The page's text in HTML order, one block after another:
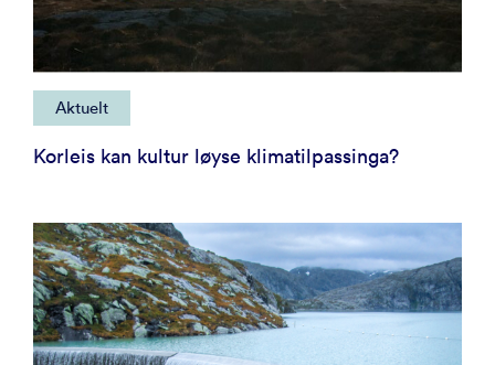
Aktuelt
Korleis kan kultur løyse klimatilpassinga?